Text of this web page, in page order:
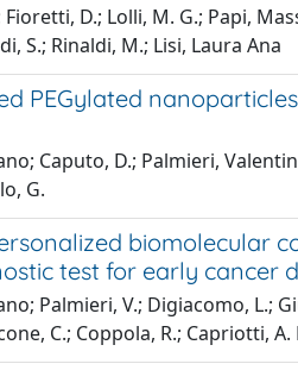
D.; Lolli, M. G.; Papi,
S.; Rinaldi, M.; Lisi, Laura Ana
PEGylated
Caputo, D.; Palmieri,
G.
biomolecular
test for early cancer
Palmieri, V.; Digiacomo, L.;
C.; Coppola, R.; Capriotti,